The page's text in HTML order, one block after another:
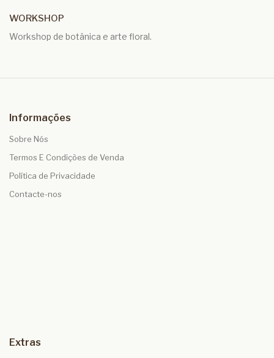
WORKSHOP
Workshop de botânica e arte floral.
Informações
Sobre Nós
Termos E Condições de Venda
Política de Privacidade
Contacte-nos
Extras